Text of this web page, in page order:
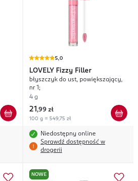
5,0
LOVELY Fizzy Filler
błyszczyk do ust, powiększający,
nr 1;
4 g
21 ,99 zł
100 g = 549,75 zł
Niedostępny online
Sprawdź dostępność w
drogerii
NOWE